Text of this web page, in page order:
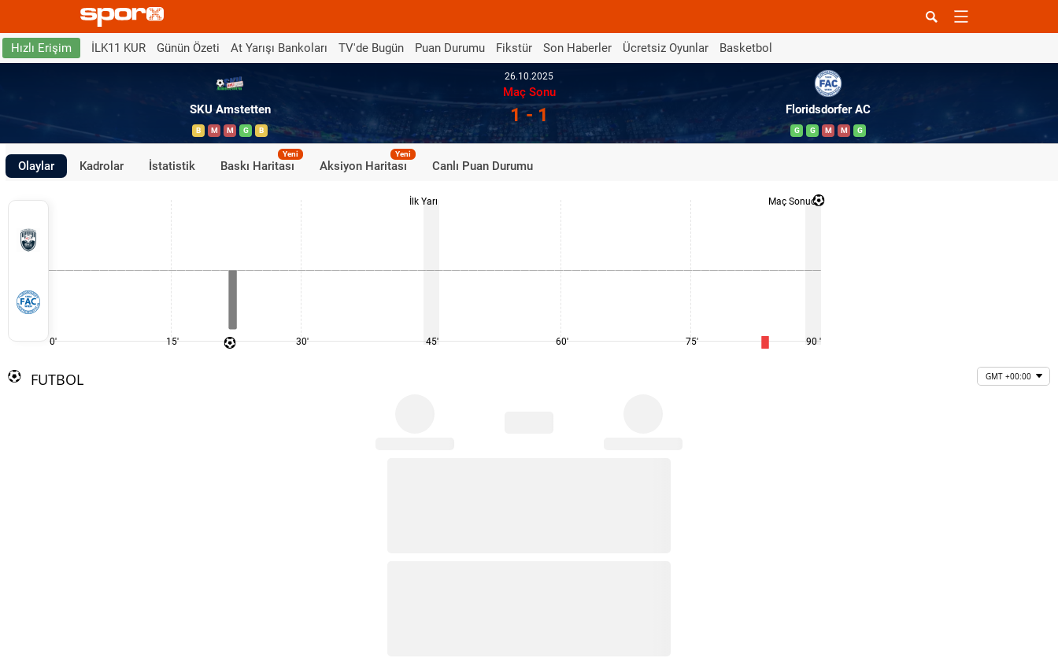
Hızlı Erişim İLK11 KUR Günün Özeti At Yarışı Bankoları TV'de Bugün Puan Durumu Fikstür Son Haberler Ücretsiz Oyunlar Basketbol
SKU Amstetten
B M M G B
26.10.2025
Maç Sonu
1 - 1 Floridsdorfer AC
G G M M G
Olaylar Kadrolar İstatistik Baskı Haritası
Yeni
Aksiyon Haritası
Yeni
Canlı Puan Durumu
0' 15' 30'
İlk Yarı
45' 60' 75'
Maç Sonucu
90 '
FUTBOL GMT +00:00